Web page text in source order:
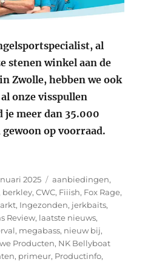
al
stenen winkel aan de
Zwolle, hebben we ook
onze visspullen
je meer dan 35.000
op voorraad.
producten bij Zunnebeld
2025 Categorieën
aanbiedingen,
berkley,CWC, Fiiish, Fox Rage,
, Ingezonden, jerkbaits,
Review, laatste nieuws,
, megabass, nieuw bij,
Producten, NK Bellyboat
, primeur, Productinfo,